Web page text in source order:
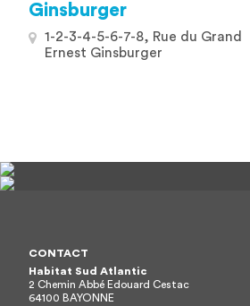
Ginsburger
1-2-3-4-5-6-7-8, Rue du Grand
Ernest Ginsburger
CONTACT
Habitat Sud Atlantic
2 Chemin Abbé Edouard Cestac
64100 BAYONNE